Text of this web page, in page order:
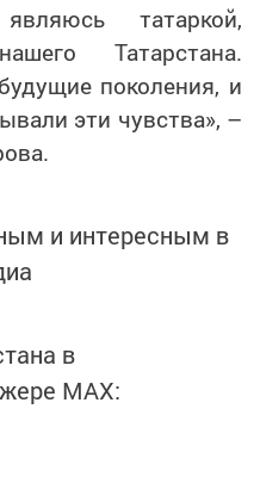
татаркой,
Татарстана.
поколения, и
эти чувства», –
и интересным в
в
MАХ: